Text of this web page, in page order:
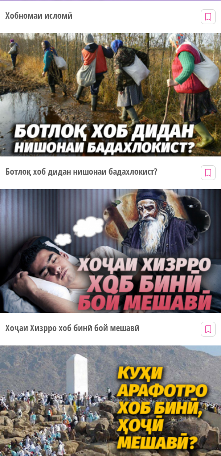
Хобномаи исломӣ
Ботлоқ хоб дидан нишонаи бадахлокист?
Хоҷаи Хизрро хоб бинӣ бой мешавӣ